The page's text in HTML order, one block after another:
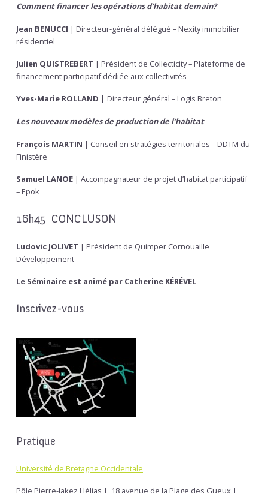
Comment financer les opérations d’habitat demain?
Jean BENUCCI | Directeur-général délégué – Nexity immobilier
résidentiel
Julien QUISTREBERT | Président de Collecticity – Plateforme de
financement participatif dédiée aux collectivités
Yves-Marie ROLLAND | Directeur général – Logis Breton
Les nouveaux modèles de production de l’habitat
François MARTIN | Conseil en stratégies territoriales – DDTM du
Finistère
Samuel LANOE | Accompagnateur de projet d’habitat participatif
– Epok
16h45 CONCLUSON
Ludovic JOLIVET | Président de Quimper Cornouaille
Développement
Le Séminaire est animé par Catherine KÉRÉVEL
Inscrivez-vous
Pratique
Université de Bretagne Occidentale
Pôle Pierre-Jakez Hélias | 18 avenue de la Plage des Gueux |